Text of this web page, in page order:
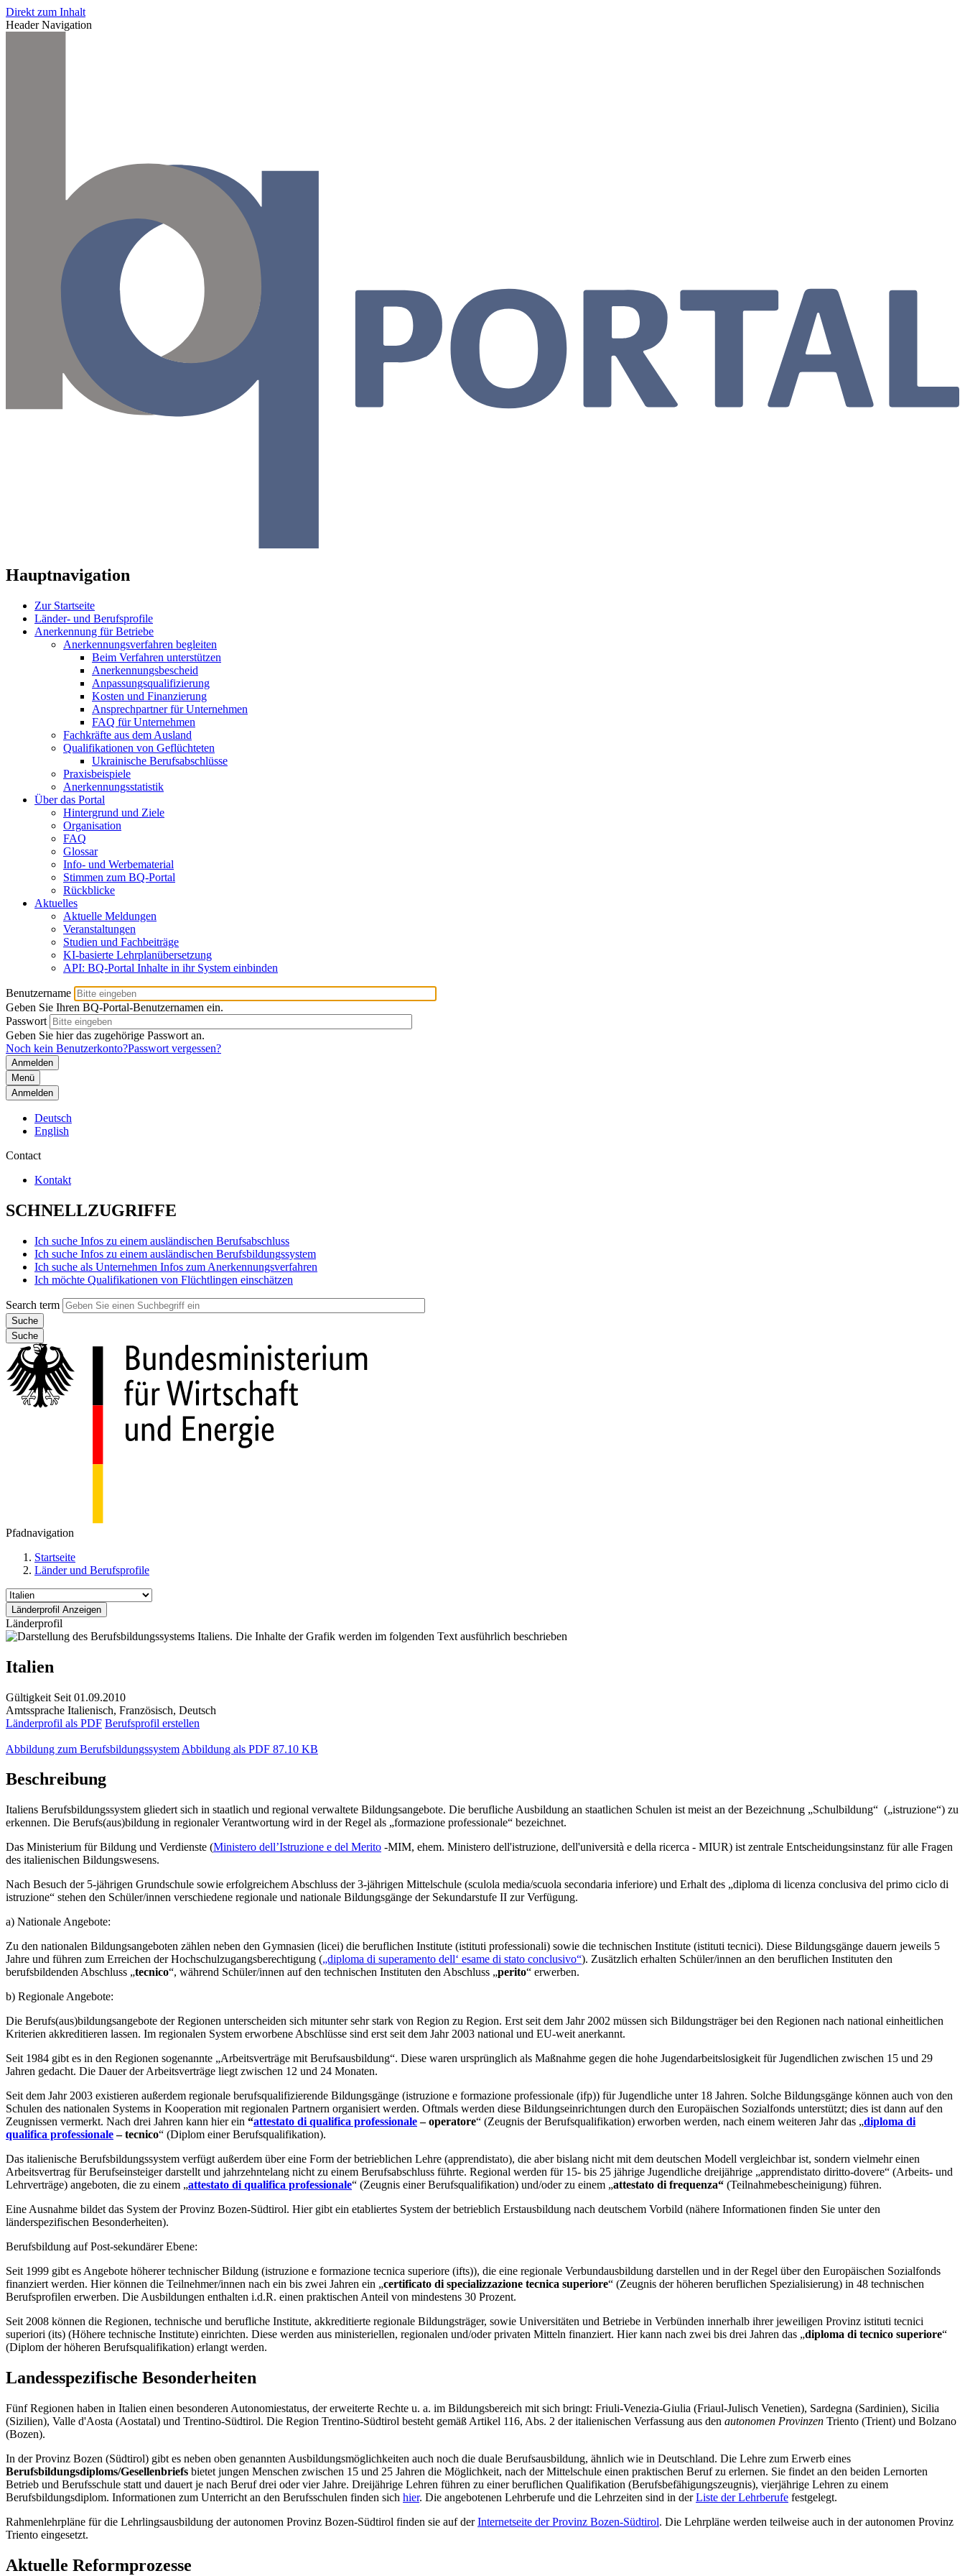
Direkt zum Inhalt
Header Navigation
Hauptnavigation
Zur Startseite
Länder- und Berufsprofile
Anerkennung für Betriebe
Anerkennungsverfahren begleiten
Beim Verfahren unterstützen
Anerkennungsbescheid
Anpassungsqualifizierung
Kosten und Finanzierung
Ansprechpartner für Unternehmen
FAQ für Unternehmen
Fachkräfte aus dem Ausland
Qualifikationen von Geflüchteten
Ukrainische Berufsabschlüsse
Praxisbeispiele
Anerkennungsstatistik
Über das Portal
Hintergrund und Ziele
Organisation
FAQ
Glossar
Info- und Werbematerial
Stimmen zum BQ-Portal
Rückblicke
Aktuelles
Aktuelle Meldungen
Veranstaltungen
Studien und Fachbeiträge
KI-basierte Lehrplanübersetzung
API: BQ-Portal Inhalte in ihr System einbinden
Benutzername
Geben Sie Ihren BQ-Portal-Benutzernamen ein.
Passwort
Geben Sie hier das zugehörige Passwort an.
Noch kein Benutzerkonto?Passwort vergessen?
Menü
Anmelden
Deutsch
English
Contact
Kontakt
SCHNELLZUGRIFFE
Ich suche Infos zu einem ausländischen Berufsabschluss
Ich suche Infos zu einem ausländischen Berufsbildungssystem
Ich suche als Unternehmen Infos zum Anerkennungsverfahren
Ich möchte Qualifikationen von Flüchtlingen einschätzen
Search term
Suche
Pfadnavigation
Startseite
Länder und Berufsprofile
Länderprofil
Italien
Gültigkeit Seit 01.09.2010
Amtssprache Italienisch, Französisch, Deutsch
Länderprofil als PDF Berufsprofil erstellen
Abbildung zum Berufsbildungssystem Abbildung als PDF 87.10 KB
Beschreibung
Italiens Berufsbildungssystem gliedert sich in staatlich und regional verwaltete Bildungsangebote. Die berufliche Ausbildung an staatlichen Schulen ist meist an der Bezeichnung „Schulbildung“ („istruzione“) zu
erkennen. Die Berufs(aus)bildung in regionaler Verantwortung wird in der Regel als „formazione professionale“ bezeichnet.
Das Ministerium für Bildung und Verdienste (Ministero dell’Istruzione e del Merito -MIM, ehem. Ministero dell'istruzione, dell'università e della ricerca - MIUR) ist zentrale Entscheidungsinstanz für alle Fragen
des italienischen Bildungswesens.
Nach Besuch der 5-jährigen Grundschule sowie erfolgreichem Abschluss der 3-jährigen Mittelschule (sculola media/scuola secondaria inferiore) und Erhalt des „diploma di licenza conclusiva del primo ciclo di
istruzione“ stehen den Schüler/innen verschiedene regionale und nationale Bildungsgänge der Sekundarstufe II zur Verfügung.
a) Nationale Angebote:
Zu den nationalen Bildungsangeboten zählen neben den Gymnasien (licei) die beruflichen Institute (istituti professionali) sowie die technischen Institute (istituti tecnici). Diese Bildungsgänge dauern jeweils 5
Jahre und führen zum Erreichen der Hochschulzugangsberechtigung („diploma di superamento dell‘ esame di stato conclusivo“). Zusätzlich erhalten Schüler/innen an den beruflichen Instituten den
berufsbildenden Abschluss „tecnico“, während Schüler/innen auf den technischen Instituten den Abschluss „perito“ erwerben.
b) Regionale Angebote:
Die Berufs(aus)bildungsangebote der Regionen unterscheiden sich mitunter sehr stark von Region zu Region. Erst seit dem Jahr 2002 müssen sich Bildungsträger bei den Regionen nach national einheitlichen
Kriterien akkreditieren lassen. Im regionalen System erworbene Abschlüsse sind erst seit dem Jahr 2003 national und EU-weit anerkannt.
Seit 1984 gibt es in den Regionen sogenannte „Arbeitsverträge mit Berufsausbildung“. Diese waren ursprünglich als Maßnahme gegen die hohe Jugendarbeitslosigkeit für Jugendlichen zwischen 15 und 29
Jahren gedacht. Die Dauer der Arbeitsverträge liegt zwischen 12 und 24 Monaten.
Seit dem Jahr 2003 existieren außerdem regionale berufsqualifizierende Bildungsgänge (istruzione e formazione professionale (ifp)) für Jugendliche unter 18 Jahren. Solche Bildungsgänge können auch von den
Schulen des nationalen Systems in Kooperation mit regionalen Partnern organisiert werden. Oftmals werden diese Bildungseinrichtungen durch den Europäischen Sozialfonds unterstützt; dies ist dann auf den
Zeugnissen vermerkt. Nach drei Jahren kann hier ein “attestato di qualifica professionale– operatore“ (Zeugnis der Berufsqualifikation) erworben werden, nach einem weiteren Jahr das „diploma di
qualifica professionale– tecnico“ (Diplom einer Berufsqualifikation).
Das italienische Berufsbildungssystem verfügt außerdem über eine Form der betrieblichen Lehre (apprendistato), die aber bislang nicht mit dem deutschen Modell vergleichbar ist, sondern vielmehr einen
Arbeitsvertrag für Berufseinsteiger darstellt und jahrzehntelang nicht zu einem Berufsabschluss führte. Regional werden für 15- bis 25 jährige Jugendliche dreijährige „apprendistato diritto-dovere“ (Arbeits- und
Lehrverträge) angeboten, die zu einem „attestato di qualifica professionale“ (Zeugnis einer Berufsqualifikation) und/oder zu einem „attestato di frequenza“ (Teilnahmebescheinigung) führen.
Eine Ausnahme bildet das System der Provinz Bozen-Südtirol. Hier gibt ein etabliertes System der betrieblich Erstausbildung nach deutschem Vorbild (nähere Informationen finden Sie unter den
länderspezifischen Besonderheiten).
Berufsbildung auf Post-sekundärer Ebene:
Seit 1999 gibt es Angebote höherer technischer Bildung (istruzione e formazione tecnica superiore (ifts)), die eine regionale Verbundausbildung darstellen und in der Regel über den Europäischen Sozialfonds
finanziert werden. Hier können die Teilnehmer/innen nach ein bis zwei Jahren ein „certificato di specializzazione tecnica superiore“ (Zeugnis der höheren beruflichen Spezialisierung) in 48 technischen
Berufsprofilen erwerben. Die Ausbildungen enthalten i.d.R. einen praktischen Anteil von mindestens 30 Prozent.
Seit 2008 können die Regionen, technische und berufliche Institute, akkreditierte regionale Bildungsträger, sowie Universitäten und Betriebe in Verbünden innerhalb ihrer jeweiligen Provinz istituti tecnici
superiori (its) (Höhere technische Institute) einrichten. Diese werden aus ministeriellen, regionalen und/oder privaten Mitteln finanziert. Hier kann nach zwei bis drei Jahren das „diploma di tecnico superiore“
(Diplom der höheren Berufsqualifikation) erlangt werden.
Landesspezifische Besonderheiten
Fünf Regionen haben in Italien einen besonderen Autonomiestatus, der erweiterte Rechte u. a. im Bildungsbereich mit sich bringt: Friuli-Venezia-Giulia (Friaul-Julisch Venetien), Sardegna (Sardinien), Sicilia
(Sizilien), Valle d'Aosta (Aostatal) und Trentino-Südtirol. Die Region Trentino-Südtirol besteht gemäß Artikel 116, Abs. 2 der italienischen Verfassung aus den autonomen Provinzen Triento (Trient) und Bolzano
(Bozen).
In der Provinz Bozen (Südtirol) gibt es neben oben genannten Ausbildungsmöglichkeiten auch noch die duale Berufsausbildung, ähnlich wie in Deutschland. Die Lehre zum Erwerb eines
Berufsbildungsdiploms/Gesellenbriefs bietet jungen Menschen zwischen 15 und 25 Jahren die Möglichkeit, nach der Mittelschule einen praktischen Beruf zu erlernen. Sie findet an den beiden Lernorten
Betrieb und Berufsschule statt und dauert je nach Beruf drei oder vier Jahre. Dreijährige Lehren führen zu einer beruflichen Qualifikation (Berufsbefähigungszeugnis), vierjährige Lehren zu einem
Berufsbildungsdiplom. Informationen zum Unterricht an den Berufsschulen finden sich hier. Die angebotenen Lehrberufe und die Lehrzeiten sind in derListe der Lehrberufe festgelegt.
Rahmenlehrpläne für die Lehrlingsausbildung der autonomen Provinz Bozen-Südtirol finden sie auf derInternetseite der Provinz Bozen-Südtirol. Die Lehrpläne werden teilweise auch in der autonomen Provinz
Triento eingesetzt.
Aktuelle Reformprozesse